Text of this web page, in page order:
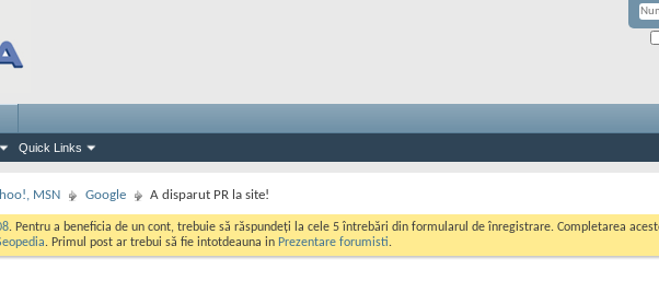
Quick Links
MSN Google A disparut PR la site!
. Pentru a beneficia de un cont, trebuie să răspundeți la cele 5 întrebări din formularul de înregistrare. Completarea
. Primul post ar trebui să fie intotdeauna in Prezentare forumisti.